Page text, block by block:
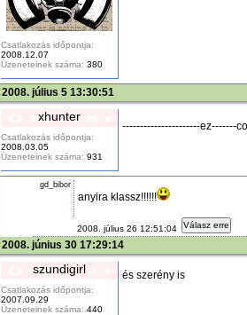
Csatlakozás időpontja:
2008.12.07
Üzeneteinek száma: 380
2008. július 5 13:30:51
xhunter
Csatlakozás időpontja:
2008.03.05
Üzeneteinek száma: 931
----------------------ez-------
gd_bibor
anyira klassz!!!!!!
2008. július 26 12:51:04 Válasz erre
2008. június 30 17:29:14
szundigirl
Csatlakozás időpontja:
2007.09.29
Üzeneteinek száma: 440
és szerény is